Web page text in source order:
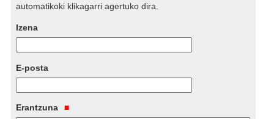
automatikoki klikagarri agertuko dira.
Izena
E-posta
Erantzuna